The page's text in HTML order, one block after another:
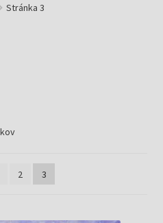
Stránka 3
Zoradené
najnovších
2 3